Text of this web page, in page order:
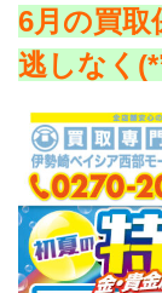
6月の買
逃しなく